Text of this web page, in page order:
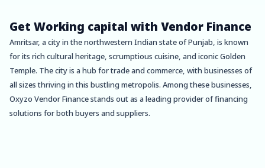
Get Working capital with Vendor Finance
Amritsar, a city in the northwestern Indian state of Punjab, is known
for its rich cultural heritage, scrumptious cuisine, and iconic Golden
Temple. The city is a hub for trade and commerce, with businesses of
all sizes thriving in this bustling metropolis. Among these businesses,
Oxyzo Vendor Finance stands out as a leading provider of financing
solutions for both buyers and suppliers.